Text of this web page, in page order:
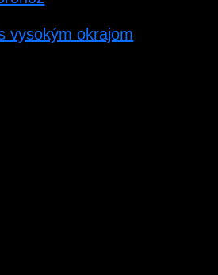
vysokým okrajom